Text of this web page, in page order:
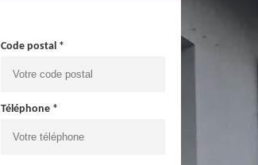
Code postal *
Téléphone *